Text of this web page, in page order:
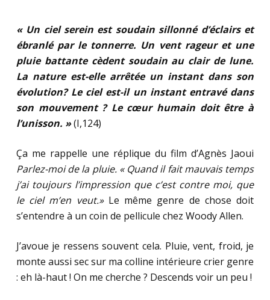
« Un ciel serein est soudain sillonné d’éclairs et
ébranlé par le tonnerre. Un vent rageur et une
pluie battante cèdent soudain au clair de lune.
La nature est-elle arrêtée un instant dans son
évolution? Le ciel est-il un instant entravé dans
son mouvement ? Le cœur humain doit être à
l’unisson. »(I,124)
Ça me rappelle une réplique du film d’Agnès Jaoui
Parlez-moi de la pluie. « Quand il fait mauvais temps
j’ai toujours l’impression que c’est contre moi, que
le ciel m’en veut.»Le même genre de chose doit
s’entendre à un coin de pellicule chez Woody Allen.
J’avoue je ressens souvent cela. Pluie, vent, froid, je
monte aussi sec sur ma colline intérieure crier genre
: eh là-haut ! On me cherche ? Descends voir un peu !